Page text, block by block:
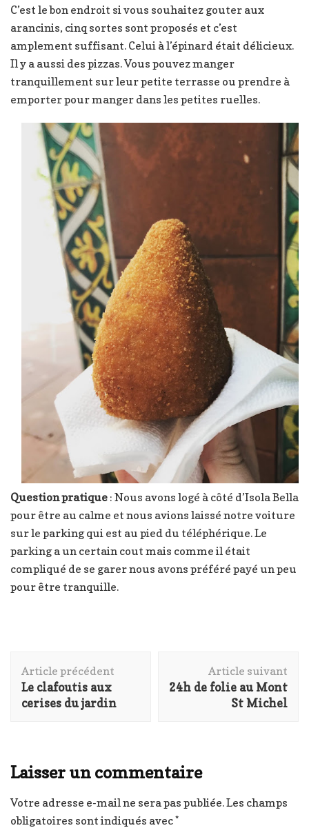
C’est le bon endroit si vous souhaitez gouter aux
arancinis, cinq sortes sont proposés et c’est
amplement suffisant. Celui à l’épinard était délicieux.
Il y a aussi des pizzas. Vous pouvez manger
tranquillement sur leur petite terrasse ou prendre à
emporter pour manger dans les petites ruelles.
Question pratique : Nous avons logé à côté d’Isola Bella
pour être au calme et nous avions laissé notre voiture
sur le parking qui est au pied du téléphérique. Le
parking a un certain cout mais comme il était
compliqué de se garer nous avons préféré payé un peu
pour être tranquille.
d'article
Article précédent
Le clafoutis aux
cerises du jardin
Article suivant
24h de folie au Mont
St Michel
Laisser un commentaire
Votre adresse e-mail ne sera pas publiée.Les champs
obligatoires sont indiqués avec*